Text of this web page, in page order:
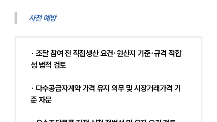
사전 예방
∙ 조달 참여 전 직접생산 요건·원산지 기준·규격 적합
성 법적 검토
∙ 다수공급자계약 가격 유지 의무 및 시장거래가격 기
준 자문